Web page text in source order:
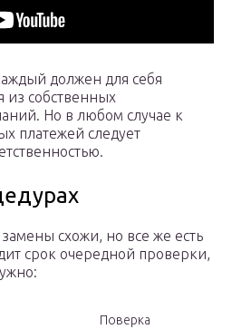
должен для себя
из собственных
Но в любом случае к
платежей следует
схожи, но все же есть
срок очередной проверки,
Поверка